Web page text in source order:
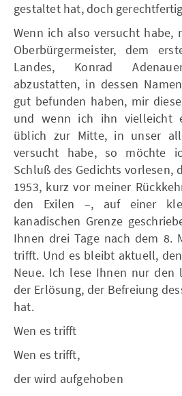
gestaltet hat, doch
Wenn ich also versucht habe,
Oberbürgermeister, dem
Landes, Konrad
abzustatten, in dessen
gut befunden haben, mir
und wenn ich ihn vielleicht
üblich zur Mitte, in unser
versucht habe, so möchte
Schluß des Gedichts vorlesen,
1953, kurz vor meiner
den Exilen –, auf einer
kanadischen Grenze
Ihnen drei Tage nach dem 8.
trifft. Und es bleibt aktuell,
Neue. Ich lese Ihnen nur den
der Erlösung, der Befreiung
hat.
Wen es trifft
Wen es trifft,
der wird aufgehoben